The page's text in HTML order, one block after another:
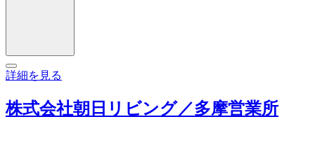
詳細を見る
株式会社朝日リビング／多摩営業所